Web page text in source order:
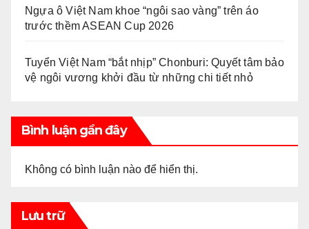
Ngựa ô Việt Nam khoe “ngôi sao vàng” trên áo
trước thềm ASEAN Cup 2026
Tuyển Việt Nam “bắt nhịp” Chonburi: Quyết tâm bảo
vệ ngôi vương khởi đầu từ những chi tiết nhỏ
Bình luận gần đây
Không có bình luận nào để hiển thị.
Lưu trữ